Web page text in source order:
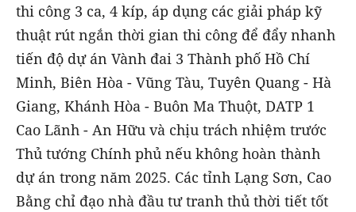
thi công 3 ca, 4 kíp, áp dụng các giải pháp kỹ
thuật rút ngắn thời gian thi công để đẩy nhanh
tiến độ dự án Vành đai 3 Thành phố Hồ Chí
Minh, Biên Hòa - Vũng Tàu, Tuyên Quang - Hà
Giang, Khánh Hòa - Buôn Ma Thuột, DATP 1
Cao Lãnh - An Hữu và chịu trách nhiệm trước
Thủ tướng Chính phủ nếu không hoàn thành
dự án trong năm 2025. Các tỉnh Lạng Sơn, Cao
Bằng chỉ đạo nhà đầu tư tranh thủ thời tiết tốt